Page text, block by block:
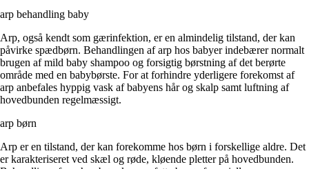
arp behandling baby
Arp, også kendt som gærinfektion, er en almindelig tilstand, der kan
påvirke spædbørn. Behandlingen af arp hos babyer indebærer normalt
brugen af ​​mild baby shampoo og forsigtig børstning af det berørte
område med en babybørste. For at forhindre yderligere forekomst af
arp anbefales hyppig vask af babyens hår og skalp samt luftning af
hovedbunden regelmæssigt.
arp børn
Arp er en tilstand, der kan forekomme hos børn i forskellige aldre. Det
er karakteriseret ved skæl og røde, kløende pletter på hovedbunden.